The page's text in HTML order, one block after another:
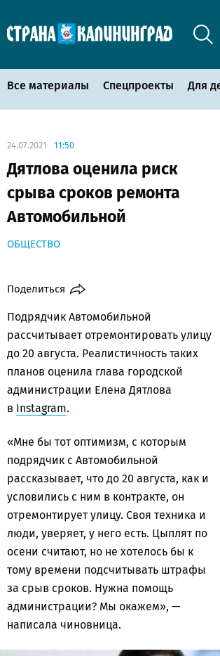
Все материалы Спецпроекты Для
24.07.2021 11:50
Дятлова оценила риск
срыва сроков ремонта
Автомобильной
ОБЩЕСТВО
Поделиться
Подрядчик Автомобильной
рассчитывает отремонтировать улицу
до 20 августа. Реалистичность таких
планов оценила глава городской
администрации Елена Дятлова
в Instagram.
«Мне бы тот оптимизм, с которым
подрядчик с Автомобильной
рассказывает, что до 20 августа, как и
условились с ним в контракте, он
отремонтирует улицу. Своя техника и
люди, уверяет, у него есть. Цыплят по
осени считают, но не хотелось бы к
тому времени подсчитывать штрафы
за срыв сроков. Нужна помощь
администрации? Мы окажем», —
написала чиновница.